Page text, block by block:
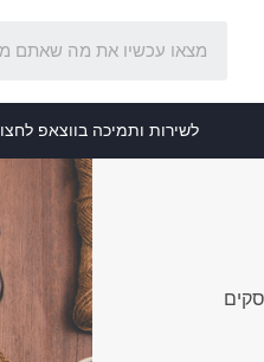
לשירות ותמיכה בווצאפ לחצו